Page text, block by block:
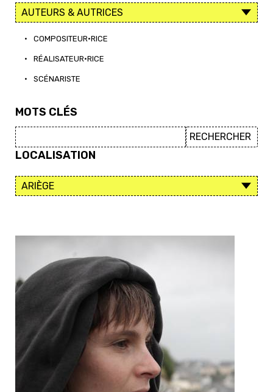
• COMPOSITEUR·RICE
• RÉALISATEUR·RICE
• SCÉNARISTE
MOTS CLÉS
LOCALISATION